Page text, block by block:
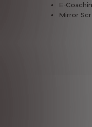
E-
Mirror